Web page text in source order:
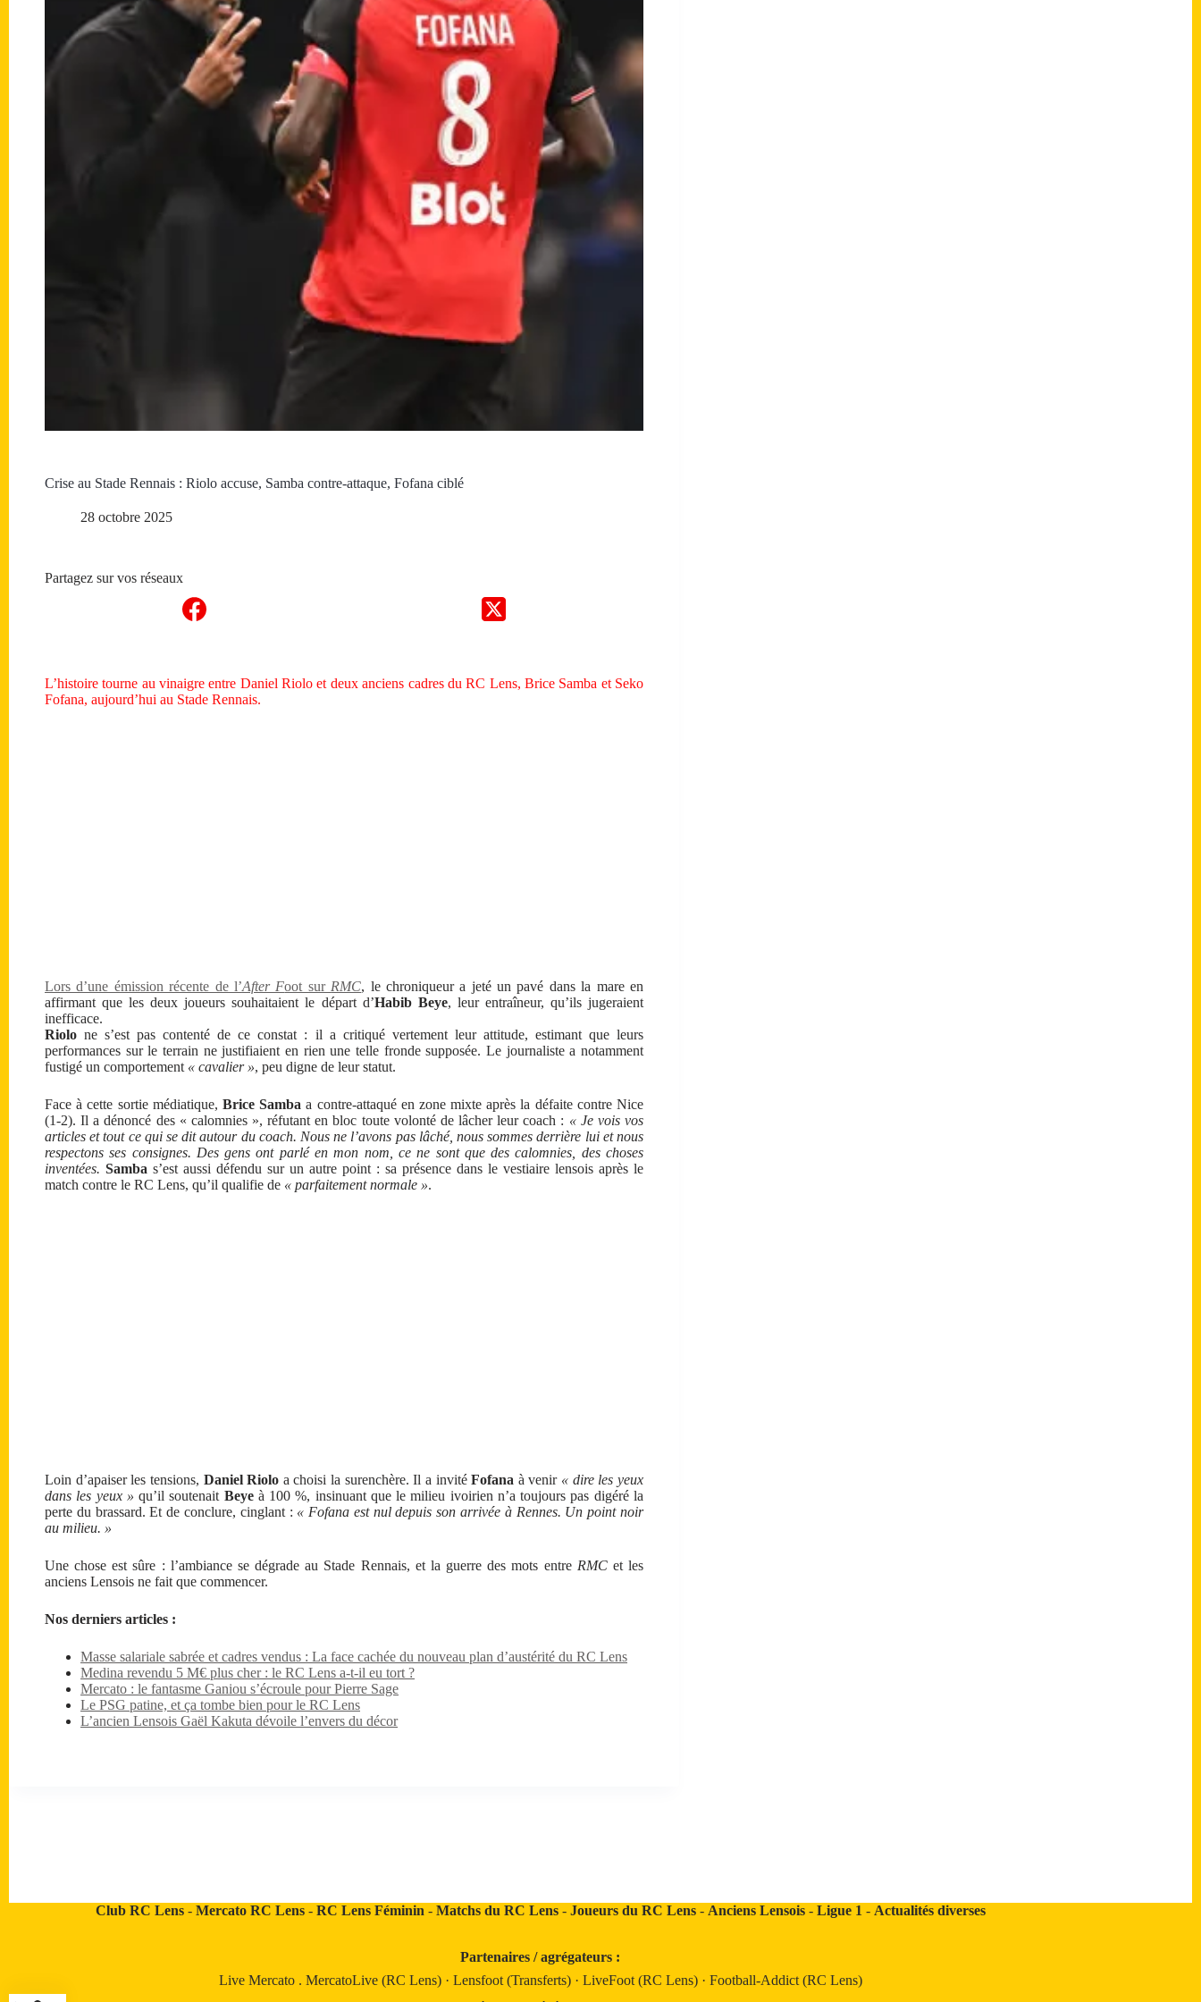
Crise au Stade Rennais : Riolo accuse, Samba contre-attaque, Fofana ciblé
28 octobre 2025
Partagez sur vos réseaux
L’histoire tourne au vinaigre entre Daniel Riolo et deux anciens cadres du RC Lens, Brice Samba et Seko
Fofana, aujourd’hui au Stade Rennais.
Lors d’une émission récente de l’After Foot sur RMC, le chroniqueur a jeté un pavé dans la mare en
affirmant que les deux joueurs souhaitaient le départ d’Habib Beye, leur entraîneur, qu’ils jugeraient
inefficace.
Riolo ne s’est pas contenté de ce constat : il a critiqué vertement leur attitude, estimant que leurs
performances sur le terrain ne justifiaient en rien une telle fronde supposée. Le journaliste a notamment
fustigé un comportement « cavalier », peu digne de leur statut.
Face à cette sortie médiatique, Brice Samba a contre-attaqué en zone mixte après la défaite contre Nice
(1-2). Il a dénoncé des « calomnies », réfutant en bloc toute volonté de lâcher leur coach : « Je vois vos
articles et tout ce qui se dit autour du coach. Nous ne l’avons pas lâché, nous sommes derrière lui et nous
respectons ses consignes. Des gens ont parlé en mon nom, ce ne sont que des calomnies, des choses
inventées. Samba s’est aussi défendu sur un autre point : sa présence dans le vestiaire lensois après le
match contre le RC Lens, qu’il qualifie de « parfaitement normale ».
Loin d’apaiser les tensions, Daniel Riolo a choisi la surenchère. Il a invitéFofana à venir « dire les yeux
dans les yeux » qu’il soutenait Beyeà 100 %, insinuant que le milieu ivoirien n’a toujours pas digéré la
perte du brassard. Et de conclure, cinglant : « Fofana est nul depuis son arrivée à Rennes. Un point noir
au milieu. »
Une chose est sûre : l’ambiance se dégrade au Stade Rennais, et la guerre des mots entre RMCet les
anciens Lensois ne fait que commencer.
Nos derniers articles :
Masse salariale sabrée et cadres vendus : La face cachée du nouveau plan d’austérité du RC Lens
Medina revendu 5 M€ plus cher : le RC Lens a-t-il eu tort ?
Mercato : le fantasme Ganiou s’écroule pour Pierre Sage
Le PSG patine, et ça tombe bien pour le RC Lens
L’ancien Lensois Gaël Kakuta dévoile l’envers du décor
Club RC Lens- Mercato RC Lens- RC Lens Féminin - Matchs du RC Lens- Joueurs du RC Lens- Anciens Lensois- Ligue 1 - Actualités diverses
Partenaires / agrégateurs :
Live Mercato . MercatoLive (RC Lens) · Lensfoot (Transferts) · LiveFoot (RC Lens) · Football-Addict (RC Lens)